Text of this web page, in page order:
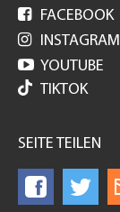
 FACEBOOK
 INSTAGRAM
 YOUTUBE
TIKTOK
SEITE TEILEN